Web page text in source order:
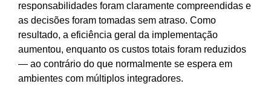
responsabilidades foram claramente compreendidas e
as decisões foram tomadas sem atraso. Como
resultado, a eficiência geral da implementação
aumentou, enquanto os custos totais foram reduzidos
— ao contrário do que normalmente se espera em
ambientes com múltiplos integradores.